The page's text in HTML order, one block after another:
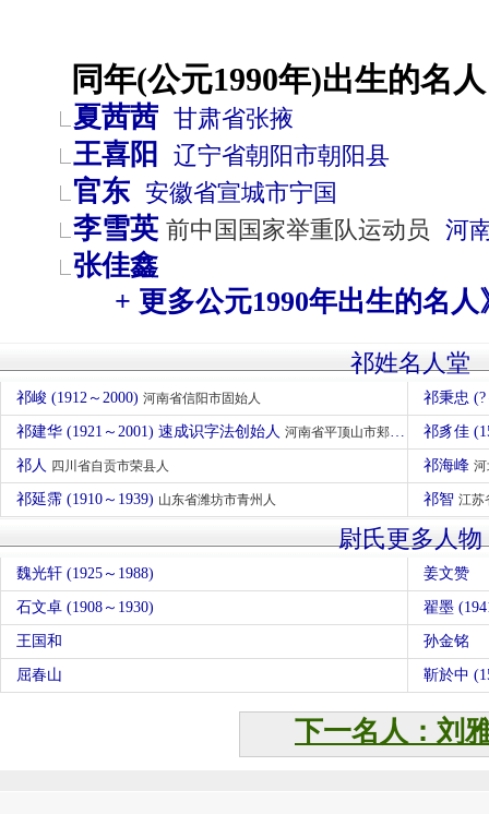
同年(公元1990年)出生的名
夏茜茜 甘肃省张掖
王喜阳 辽宁省朝阳市朝阳县
官东 安徽省宣城市宁国
李雪英 前中国国家举重队运动员 河
张佳鑫
+ 更多公元1990年出生的名人
祁姓名人堂
祁峻 (1912～2000) 河南省信阳市固始人 祁秉忠
祁建华 (1921～2001) 速成识字法创始人 河南省平顶山市郏县人 祁豸佳
祁人 四川省自贡市荣县人 祁海峰
祁延霈 (1910～1939) 山东省潍坊市青州人 祁智 江苏
尉氏更多人物
魏光轩 (1925～1988) 姜文赞
石文卓 (1908～1930) 翟墨
王国和 孙金铭
屈春山 靳於中
下一名人：刘